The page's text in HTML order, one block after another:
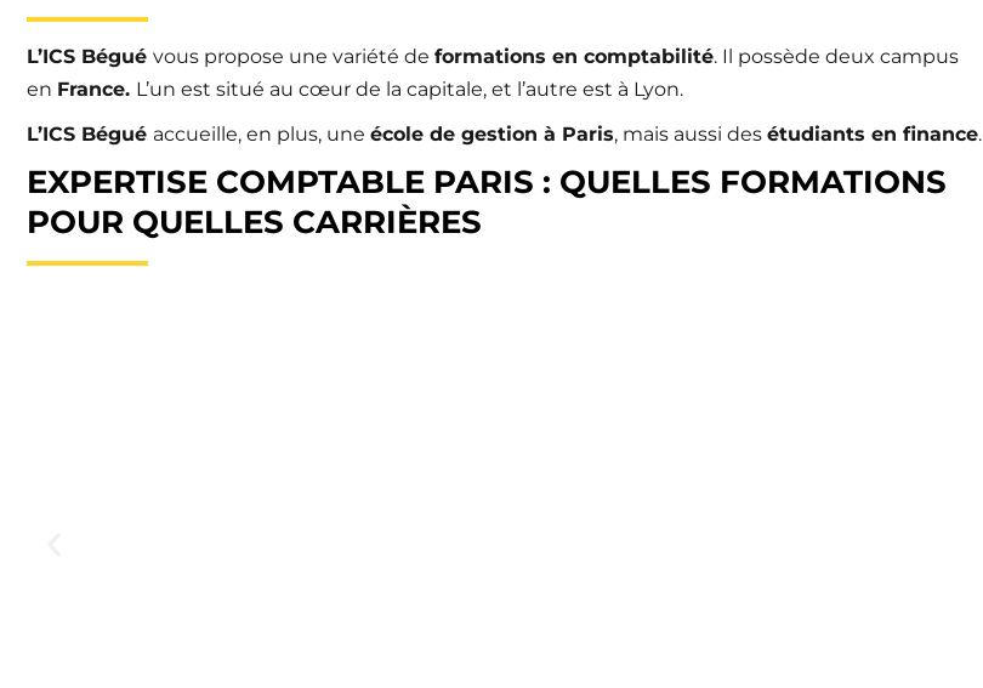
L’ICS Bégué vous propose une variété de formations en comptabilité. Il possède deux campus
en France. L’un est situé au cœur de la capitale, et l’autre est à Lyon.
L’ICS Bégué accueille, en plus, une école de gestion à Paris, mais aussi des étudiants en finance.
EXPERTISE COMPTABLE PARIS : QUELLES FORMATIONS
POUR QUELLES CARRIÈRES